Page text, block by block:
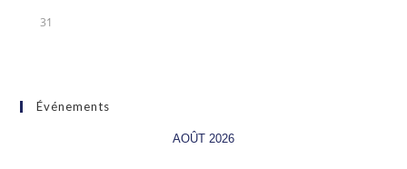
31
Événements
AOÛT 2026